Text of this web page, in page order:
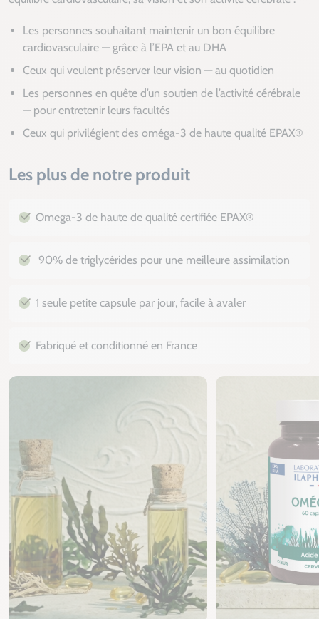
Les personnes souhaitant maintenir un bon équilibre
cardiovasculaire — grâce à l’EPA et au DHA
Ceux qui veulent préserver leur vision — au quotidien
Les personnes en quête d’un soutien de l’activité cérébrale
— pour entretenir leurs facultés
Ceux qui privilégient des oméga-3 de haute qualité EPAX®
Les plus de notre produit
Omega-3 de haute de qualité certifiée EPAX®
90% de triglycérides pour une meilleure assimilation
1 seule petite capsule par jour, facile à avaler
Fabriqué et conditionné en France